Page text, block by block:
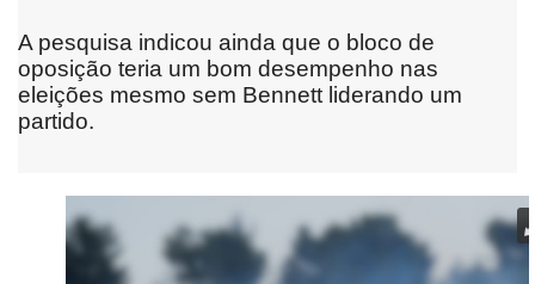
A pesquisa indicou ainda que o bloco de
oposição teria um bom desempenho nas
eleições mesmo sem Bennett liderando um
partido.